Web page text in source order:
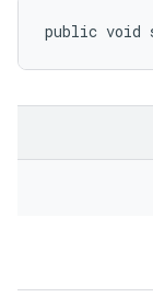
public void